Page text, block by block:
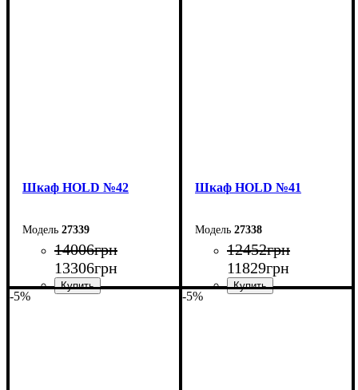
Шкаф НOLD №42
27339
14006грн
13306грн
Шкаф НOLD №41
27338
12452грн
11829грн
-5% -5%